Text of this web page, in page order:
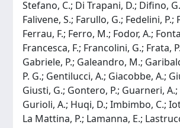
Stefano, C.; Di Trapani, D.; Difino,
Falivene, S.; Farullo, G.; Fedelini, P.;
Ferrau, F.; Ferro, M.; Fodor, A.;
Francesca, F.; Francolini, G.; Frata,
Gabriele, P.; Galeandro, M.;
P. G.; Gentilucci, A.; Giacobbe, A.;
Giusti, G.; Gontero, P.; Guarneri, A.;
Gurioli, A.; Huqi, D.; Imbimbo, C.;
La Mattina, P.; Lamanna, E.;